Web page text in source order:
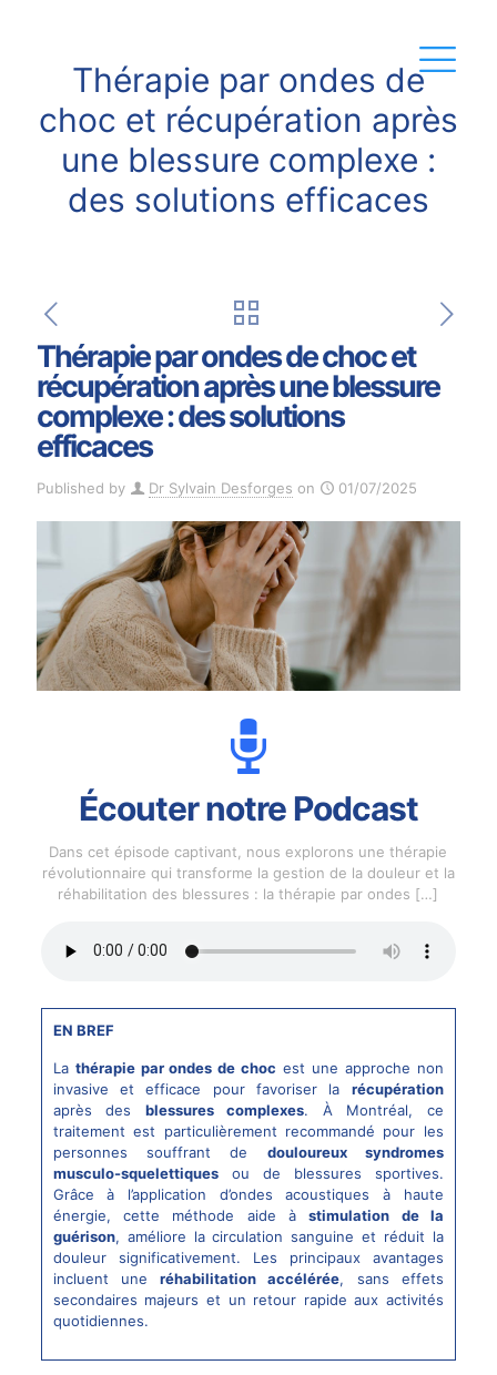
Thérapie par ondes de
choc et récupération après
une blessure complexe :
des solutions efficaces
Thérapie par ondes de choc et
récupération après une blessure
complexe : des solutions
efficaces
Published by Dr Sylvain Desforges on 01/07/2025
Écouter notre Podcast
Dans cet épisode captivant, nous explorons une thérapie
révolutionnaire qui transforme la gestion de la douleur et la
réhabilitation des blessures : la thérapie par ondes […]
EN BREF
La thérapie par ondes de choc est une approche non
invasive et efficace pour favoriser la récupération
après des blessures complexes. À Montréal, ce
traitement est particulièrement recommandé pour les
personnes souffrant de douloureux syndromes
musculo-squelettiquesou de blessures sportives.
Grâce à l’application d’ondes acoustiques à haute
énergie, cette méthode aide àstimulation de la
guérison, améliore la circulation sanguine et réduit la
douleur significativement. Les principaux avantages
incluent uneréhabilitation accélérée, sans effets
secondaires majeurs et un retour rapide aux activités
quotidiennes.